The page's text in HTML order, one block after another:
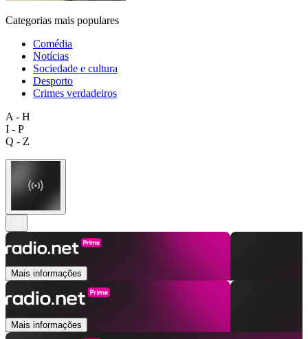
Categorias mais populares
Comédia
Notícias
Sociedade e cultura
Desporto
Crimes verdadeiros
A - H
I - P
Q - Z
Mais informações
Mais informações